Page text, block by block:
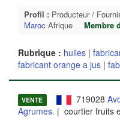
Profil : Producteur /
Maroc Afrique Membre
Rubrique : huiles |
fabricant orange a jus |
VENTE 719028
Agrumes. | courtier fruits